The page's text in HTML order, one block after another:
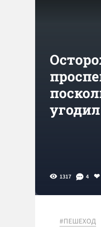
1317 4
#ПЕШЕХОД